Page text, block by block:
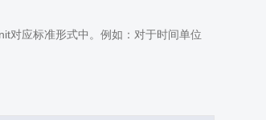
对应标准形式中。例如：对于时间单位